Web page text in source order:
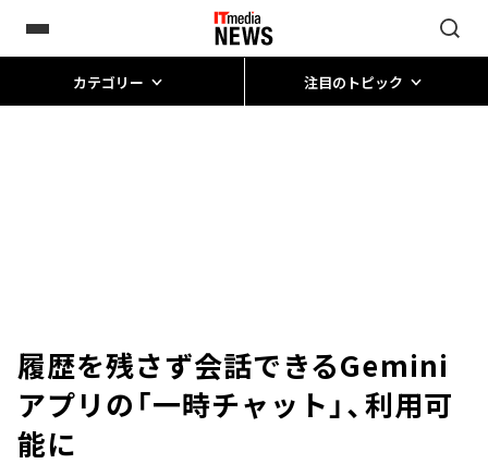
カテゴリー 注目のトピック
履歴を残さず会話できるGemini
アプリの「一時チャット」、利用可
能に